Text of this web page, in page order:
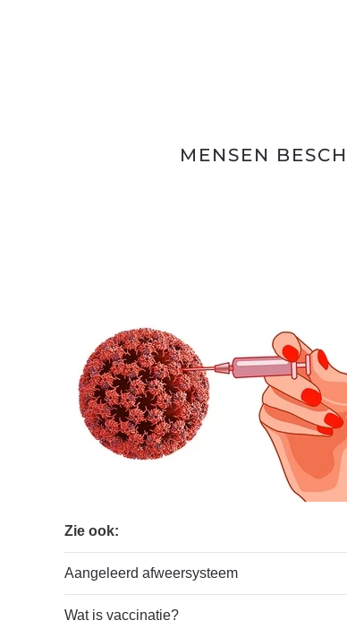
MENSEN
Zie ook:
Aangeleerd afweersysteem
Wat is vaccinatie?